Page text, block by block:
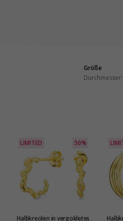
Größe
Durchmesser:
LIMITED 50%
Halbkreolen in vergoldetes